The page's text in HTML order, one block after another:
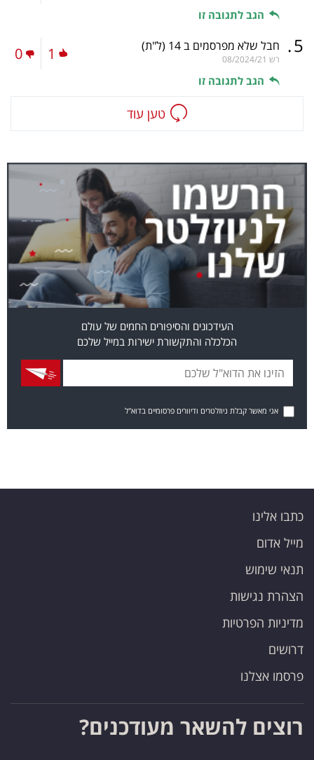
הגב לתגובה זו
5
. חבל שלא מפרסמים ב 14 (ל"ת)
רש 08/2024/21
הגב לתגובה זו
1
0
טען עוד
העידכונים והסיפורים החמים של עולם
הכלכלה והתקשורת ישירות במייל שלכם
אני מאשר קבלת ניוזלטרים ודיוורים פרסומיים בדוא"ל
כתבו אלינו
מייל אדום
תנאי שימוש
הצהרת נגישות
מדיניות הפרטיות
דרושים
פרסמו אצלנו
רוצים להשאר מעודכנים?